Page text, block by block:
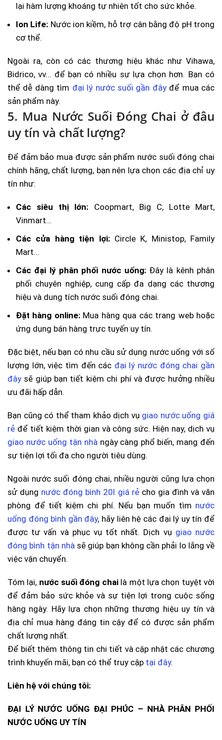
lại hàm lượng khoáng tự nhiên tốt cho sức khỏe.
Ion Life: Nước ion kiềm, hỗ trợ cân bằng độ pH trong
cơ thể.
Ngoài ra, còn có các thương hiệu khác như Vihawa,
Bidrico, vv… để bạn có nhiều sự lựa chọn hơn. Bạn có
thể dễ dàng tìm đại lý nước suối gần đâyđể mua các
sản phẩm này.
5. Mua Nước Suối Đóng Chai ở đâu
uy tín và chất lượng?
Để đảm bảo mua được sản phẩm nước suối đóng chai
chính hãng, chất lượng, bạn nên lựa chọn các địa chỉ uy
tín như:
Các siêu thị lớn: Coopmart, Big C, Lotte Mart,
Vinmart…
Các cửa hàng tiện lợi:Circle K, Ministop, Family
Mart…
Các đại lý phân phối nước uống:Đây là kênh phân
phối chuyên nghiệp, cung cấp đa dạng các thương
hiệu và dung tích nước suối đóng chai.
Đặt hàng online:Mua hàng qua các trang web hoặc
ứng dụng bán hàng trực tuyến uy tín.
Đặc biệt, nếu bạn có nhu cầu sử dụng nước uống với số
lượng lớn, việc tìm đến các đại lý nước đóng chai gần
đây sẽ giúp bạn tiết kiệm chi phí và được hưởng nhiều
ưu đãi hấp dẫn.
Bạn cũng có thể tham khảo dịch vụ giao nước uống giá
rẻ để tiết kiệm thời gian và công sức. Hiện nay, dịch vụ
giao nước uống tận nhàngày càng phổ biến, mang đến
sự tiện lợi tối đa cho người tiêu dùng.
Ngoài nước suối đóng chai, nhiều người cũng lựa chọn
sử dụng nước đóng bình 20l giá rẻcho gia đình và văn
phòng để tiết kiệm chi phí. Nếu bạn muốn tìm nước
uống đóng bình gần đây, hãy liên hệ các đại lý uy tín để
được tư vấn và phục vụ tốt nhất. Dịch vụ giao nước
đóng bình tận nhàsẽ giúp bạn không cần phải lo lắng về
việc vận chuyển.
Tóm lại, nước suối đóng chailà một lựa chọn tuyệt vời
để đảm bảo sức khỏe và sự tiện lợi trong cuộc sống
hàng ngày. Hãy lựa chọn những thương hiệu uy tín và
địa chỉ mua hàng đáng tin cậy để có được sản phẩm
chất lượng nhất.
Để biết thêm thông tin chi tiết và cập nhật các chương
trình khuyến mãi, bạn có thể truy cập tại đây.
Liên hệ với chúng tôi:
ĐẠI LÝ NƯỚC UỐNG ĐẠI PHÚC – NHÀ PHÂN PHỐI
NƯỚC UỐNG UY TÍN